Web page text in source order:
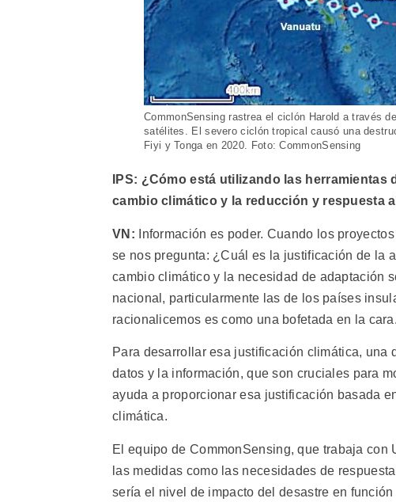
CommonSensing rastrea el ciclón Harold a través
satélites. El severo ciclón tropical causó una
Fiyi y Tonga en 2020. Foto: CommonSensing
IPS: ¿Cómo está utilizando las herramientas
cambio climático y la reducción y respuesta
VN: Información es poder. Cuando los
se nos pregunta: ¿Cuál es la justificación de la
cambio climático y la necesidad de adaptación
nacional, particularmente las de los países
racionalicemos es como una bofetada en la cara.
Para desarrollar esa justificación climática, una
datos y la información, que son cruciales para
ayuda a proporcionar esa justificación basada
climática.
El equipo de CommonSensing, que trabaja
las medidas como las necesidades de
sería el nivel de impacto del desastre en